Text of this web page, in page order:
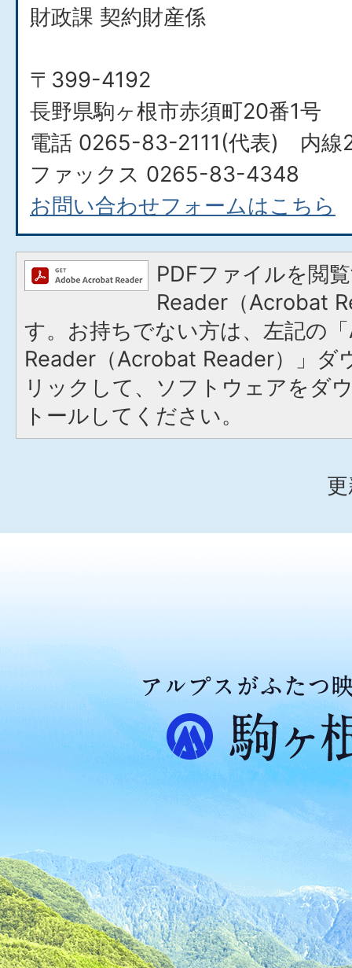
財政課 契約財産係
〒399-4192
長野県駒ヶ根市赤須町20番1号
電話 0265-83-2111(代表) 内線
ファックス 0265-83-4348
お問い合わせフォームはこちら
PDFファイルを閲
Reader（Acrobat
す。お持ちでない方は、左記の
Reader（Acrobat Reader）」ダ
リックして、ソフトウェアをダ
トールしてください。
ア
ル
プ
ス
が
た
つ
映